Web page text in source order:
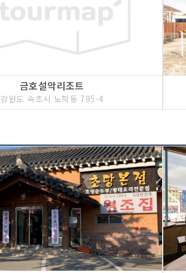
금호설악리조트
강원도 속초시 노학동 795-4